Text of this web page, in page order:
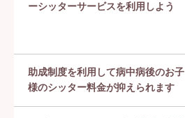
ーシッターサービスを利用しよう
助成制度を利用して病中病後のお子
様のシッター料金が抑えられます